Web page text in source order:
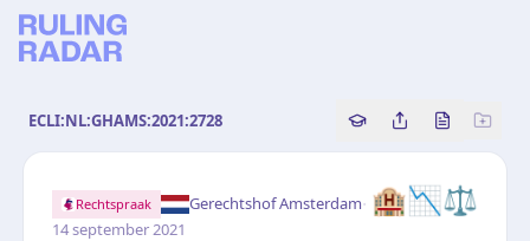
ECLI:NL:GHAMS:2021:2728 Copy source
Share this
Bekijk
🏨📉⚖️
Rechtspraak Gerechtshof Amsterdam·
14 september 2021